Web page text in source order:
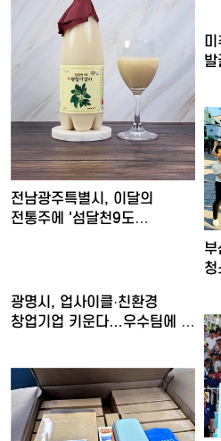
전남광주특별시, 이달의
전통주에 '섬달천9도
광명시, 업사이클·친환경
창업기업 키운다…우수팀에 총